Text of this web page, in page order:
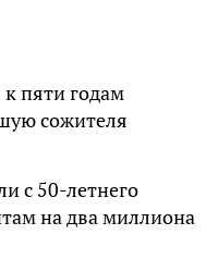
пяти годам
сожителя
с 50-летнего
на два миллиона